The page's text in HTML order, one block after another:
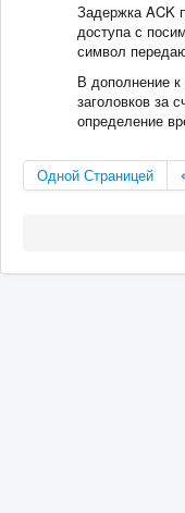
Задержка ACK
доступа с
символ
В дополнение к
заголовков за
определение
Одной Страницей